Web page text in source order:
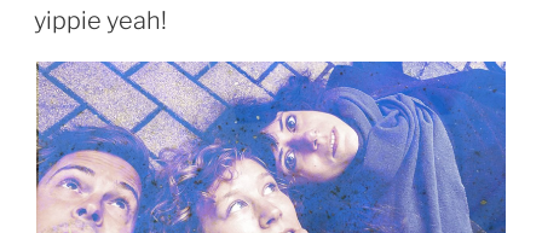
AM
yippie yeah!